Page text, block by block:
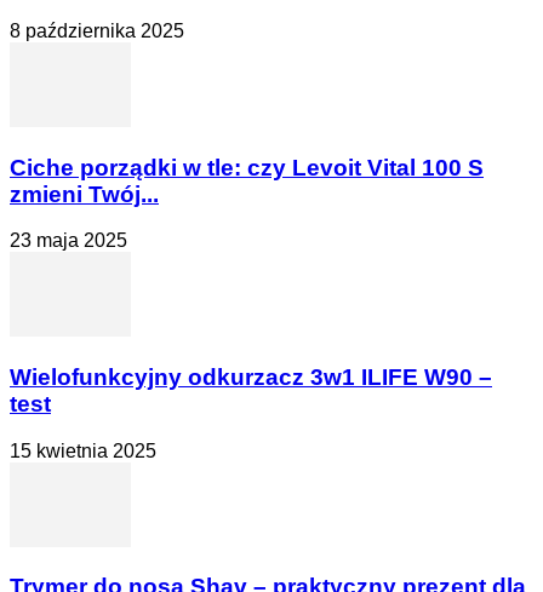
8 października 2025
Ciche porządki w tle: czy Levoit Vital 100 S
zmieni Twój...
23 maja 2025
Wielofunkcyjny odkurzacz 3w1 ILIFE W90 –
test
15 kwietnia 2025